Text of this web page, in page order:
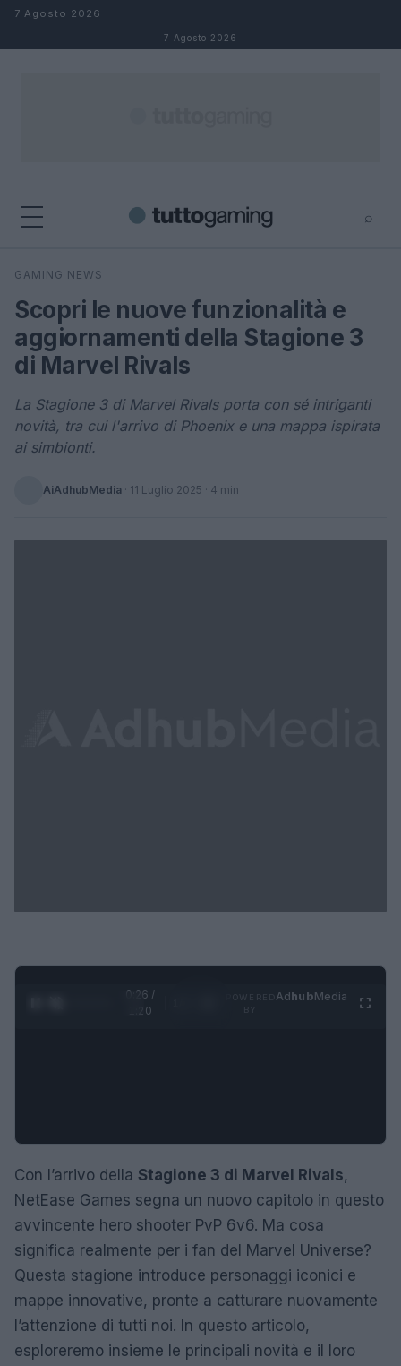
Salta al contenuto
7 Agosto 2026
7 Agosto 2026
⌕
Cerca
GAMING NEWS
Scopri le nuove funzionalità e
aggiornamenti della Stagione 3
di Marvel Rivals
La Stagione 3 di Marvel Rivals porta con sé intriganti
novità, tra cui l'arrivo di Phoenix e una mappa ispirata
ai simbionti.
AiAdhubMedia · 11 Luglio 2025 · 4 min
0:27 /
1:20
AdhubMedia
Con l’arrivo della Stagione 3 di Marvel Rivals,
NetEase Games segna un nuovo capitolo in questo
avvincente hero shooter PvP 6v6. Ma cosa
significa realmente per i fan del Marvel Universe?
Questa stagione introduce personaggi iconici e
mappe innovative, pronte a catturare nuovamente
l’attenzione di tutti noi. In questo articolo,
esploreremo insieme le principali novità e il loro